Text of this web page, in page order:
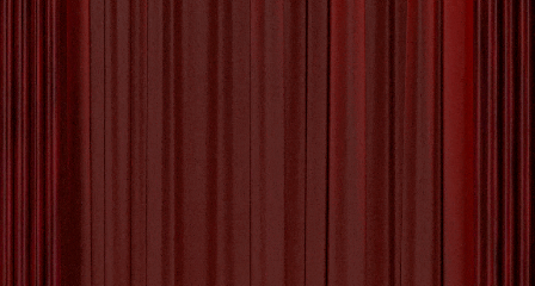
Creativiteit bij het
Stedelijk Museum voor
Actuele Kunst
Het Stedelijk Museum voor
Actuele Kunst: Een Venster naar
Moderne Creativiteit